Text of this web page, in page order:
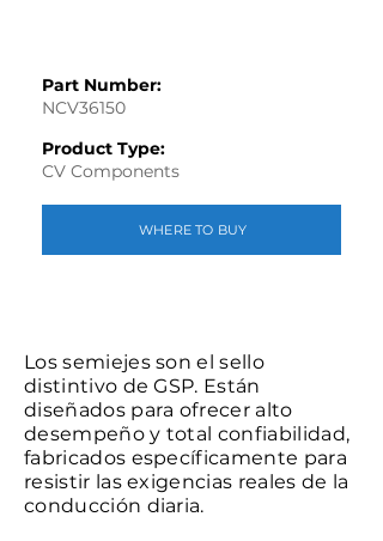
Part Number:
NCV36150
Product Type:
CV Components
WHERE TO BUY
Los semiejes son el sello
distintivo de GSP. Están
diseñados para ofrecer alto
desempeño y total confiabilidad,
fabricados específicamente para
resistir las exigencias reales de la
conducción diaria.